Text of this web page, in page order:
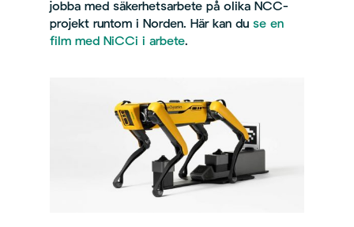
jobba med säkerhetsarbete på olika NCC-
projekt runtom i Norden. Här kan du se en
film med NiCCi i arbete.